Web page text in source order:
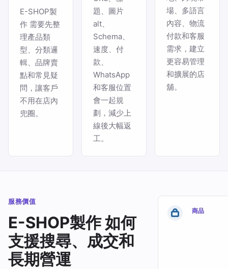
E-SHOP製
作 需要先整
理產品類
型、分類邏
輯、品牌賣
點和常見疑
問，讓客戶
不用在店內
兜圈。
題、圖片
alt、
Schema、
速度、付
款、
WhatsApp
和客服位置
會一起規
劃，減少上
線後大幅返
工。
場、多語言
內容、物流
付款和客服
需求，建立
更容易管理
和擴展的店
舖。
服務價值
E-SHOP製作 如何
支援搜尋、成交和
長期營運
商品